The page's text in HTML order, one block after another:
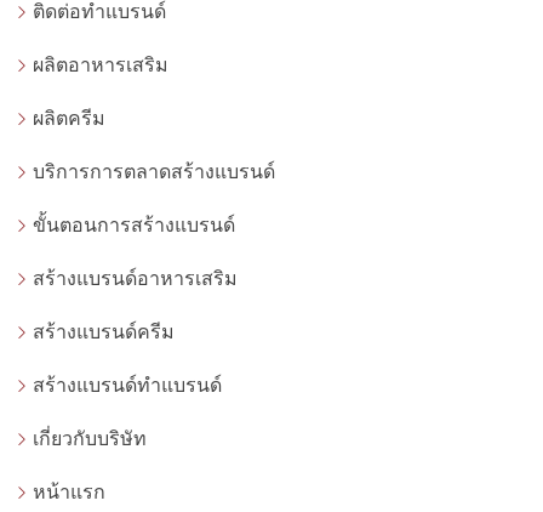
ติดต่อทำแบรนด์
ผลิตอาหารเสริม
ผลิตครีม
บริการการตลาดสร้างแบรนด์
ขั้นตอนการสร้างแบรนด์
สร้างแบรนด์อาหารเสริม
สร้างแบรนด์ครีม
สร้างแบรนด์ทำแบรนด์
เกี่ยวกับบริษัท
หน้าแรก